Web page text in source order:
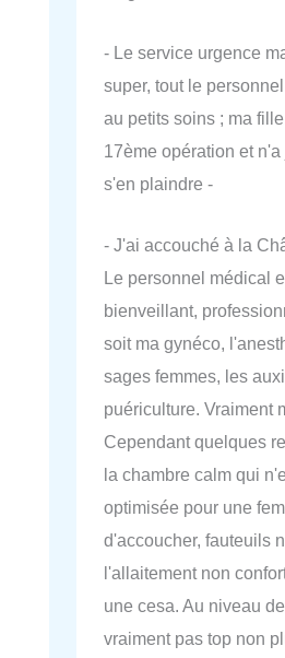
- Le service urgence
super, tout le
au petits soins ; ma
17ème opération et
s'en plaindre -
- J'ai accouché à la
Le personnel médical
bienveillant,
soit ma gynéco,
sages femmes, les
puériculture. Vraiment
Cependant quelques
la chambre calm qui
optimisée pour une
d'accoucher, fauteuils
l'allaitement non
une cesa. Au niveau
vraiment pas top non